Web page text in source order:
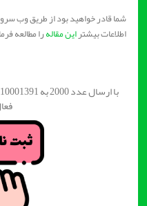
شما قادر خواهید بود از طریق وب
اطلاعات بیشتراین مقالهرا مطالعه
با